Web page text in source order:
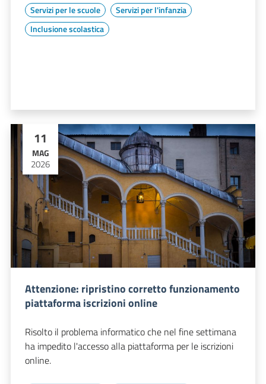
Servizi per le scuole
Servizi per l'infanzia
Inclusione scolastica
11
MAG
2026
Attenzione: ripristino corretto funzionamento
piattaforma iscrizioni online
Risolto il problema informatico che nel fine settimana
ha impedito l'accesso alla piattaforma per le iscrizioni
online.